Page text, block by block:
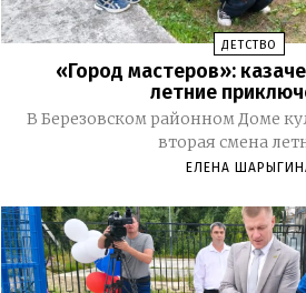
ДЕТСТВО
«Город мастеров»:
летние
В Березовском районном Доме
вторая смена
ЕЛЕНА